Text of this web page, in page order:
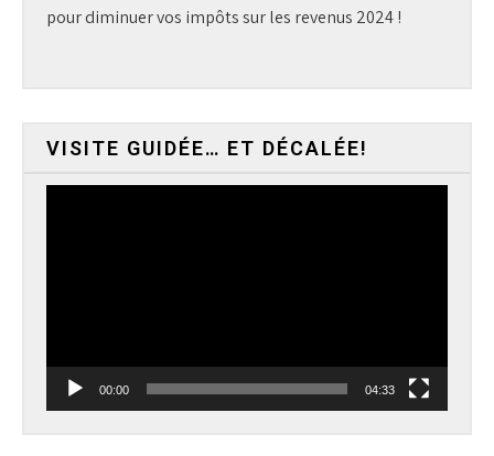
pour diminuer vos impôts sur les revenus 2024 !
VISITE GUIDÉE… ET DÉCALÉE!
00:00 04:33